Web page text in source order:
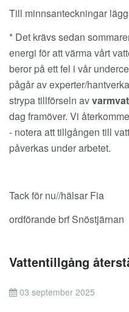
Till minnsanteckningar
* Det krävs sedan
energi för att värma vårt
beror på ett fel i vår
pågår av experter/
strypa tillförseln av
dag framöver. Vi
- notera att tillgången till
påverkas under arbetet.
Tack för nu//hälsar Fia
ordförande brf Snöstjärnan
Vattentillgång
03 september 2025